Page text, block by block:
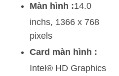
Màn hình :14.0
inchs, 1366 x 768
pixels
Card màn hình :
Intel® HD Graphics